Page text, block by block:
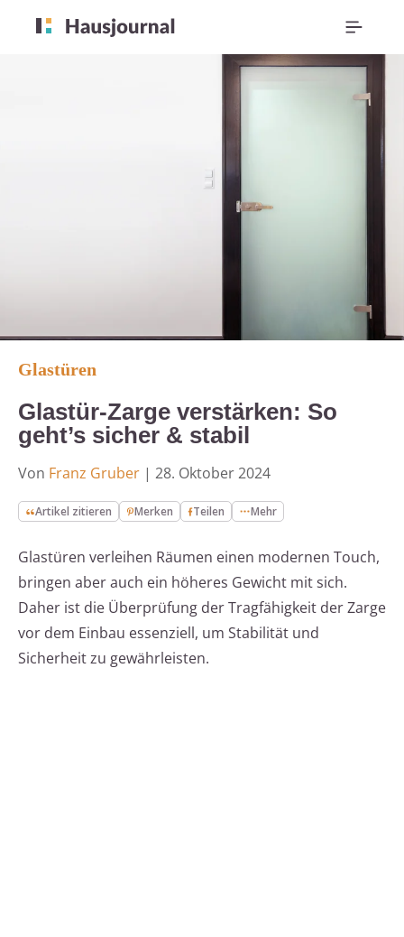
Glastüren
Glastür-Zarge verstärken: So
geht’s sicher & stabil
Von Franz Gruber | 28. Oktober 2024
Artikel zitieren Merken Teilen Mehr
Glastüren verleihen Räumen einen modernen Touch,
bringen aber auch ein höheres Gewicht mit sich.
Daher ist die Überprüfung der Tragfähigkeit der Zarge
vor dem Einbau essenziell, um Stabilität und
Sicherheit zu gewährleisten.